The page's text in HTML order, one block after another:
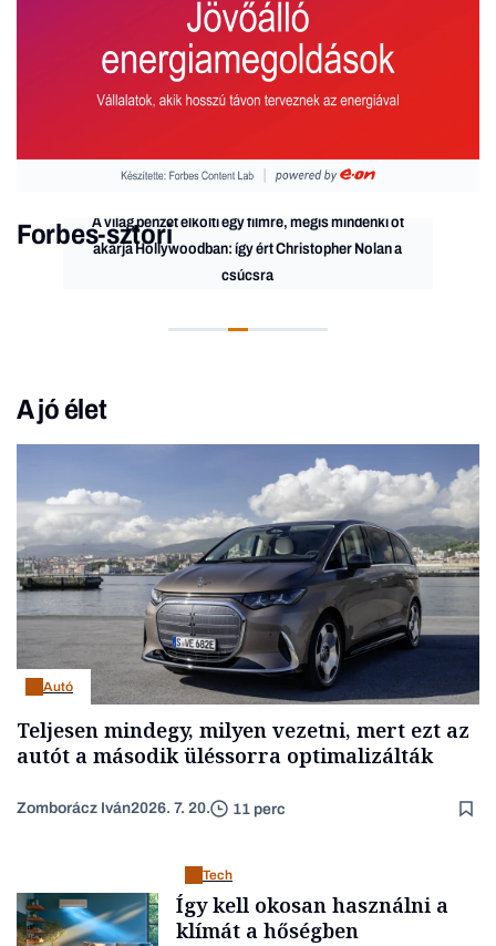
Forbes-sztori
A világ pénzét elkölti egy filmre, mégis mindenki őt
akarja Hollywoodban: így ért Christopher Nolan a
csúcsra
A jó élet
Autó
Teljesen mindegy, milyen vezetni, mert ezt az
autót a második üléssorra optimalizálták
Zomborácz Iván2026. 7. 20. 11 perc
Tech
Így kell okosan használni a
klímát a hőségben